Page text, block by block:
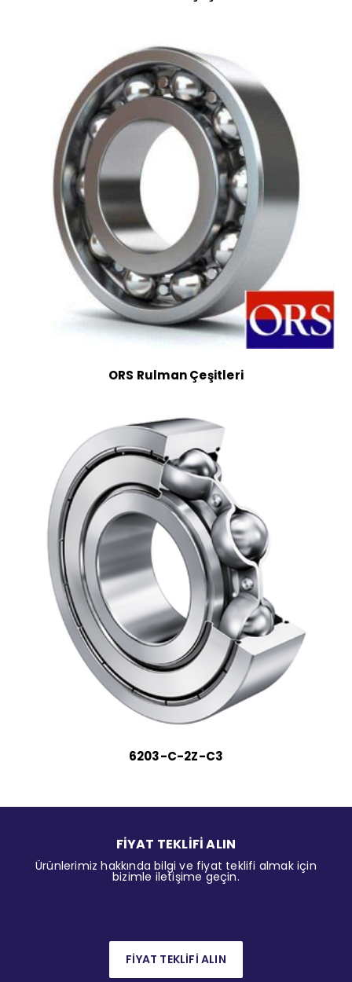
ORS Rulman Çeşitleri
6203-C-2Z-C3
FİYAT TEKLİFİ ALIN
Ürünlerimiz hakkında bilgi ve fiyat teklifi almak için
bizimle iletişime geçin.
FİYAT TEKLİFİ ALIN